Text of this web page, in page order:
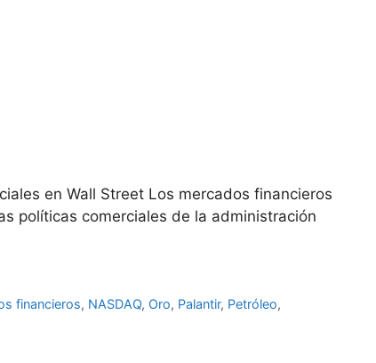
en Wall Street Los mercados financieros
políticas comerciales de la administración
financieros, NASDAQ, Oro, Palantir, Petróleo,